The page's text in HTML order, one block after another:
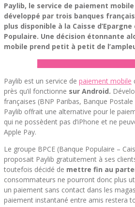
Paylib, le service de paiement
développé par trois banques
plus disponible à la Caisse
Populaire. Une décision étonnante
mobile prend petit à petit de
Paylib est un service de paiement mobile
près qu’il fonctionne sur Android.
françaises (BNP Paribas, Banque
Paylib offrait une alternative pour le
qui ne possèdent pas d’iPhone et ne
Apple Pay.
Le groupe BPCE (Banque Populaire –
proposait Paylib gratuitement à ses
toutefois décidé de mettre fin au
consommateurs ne pourront donc plus
un paiement sans contact dans les
paiement instantané entre amis restera